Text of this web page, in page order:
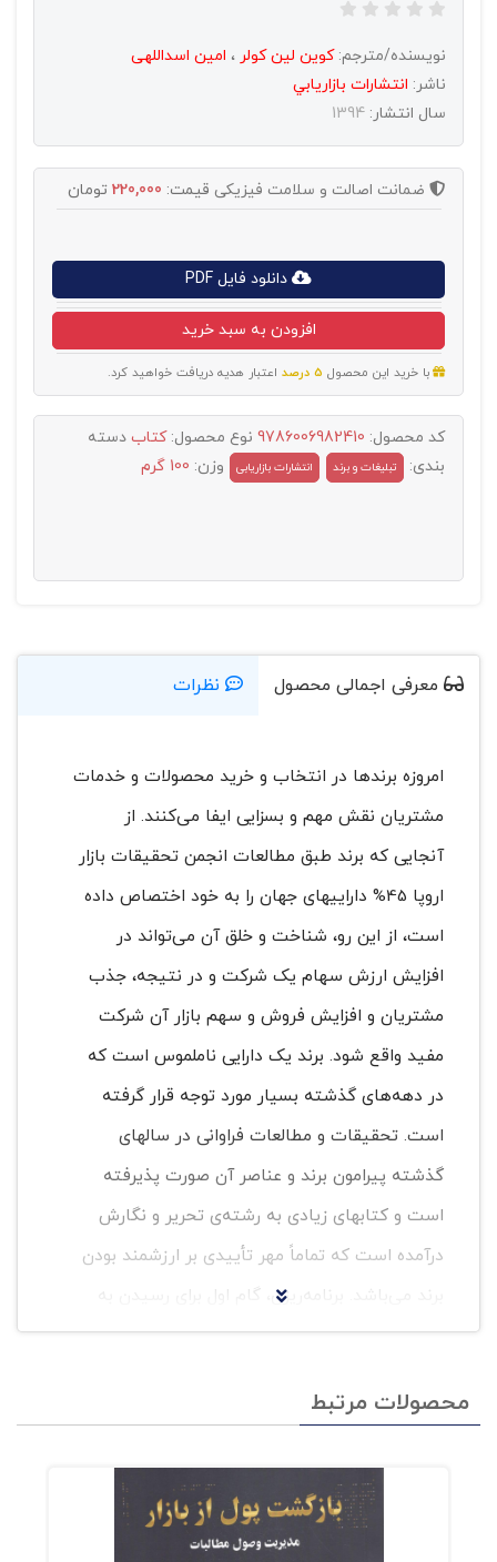
نویسنده/مترجم:کوین لین کولر ، امین اسداللهی
ناشر: انتشارات بازاريابي
سال انتشار: 1394
ضمانت اصالت و سلامت فیزیکی قیمت: 220,000 تومان
دانلود فایل PDF
افزودن به سبد خرید
با خرید این محصول 5 درصد اعتبار هدیه دریافت خواهید کرد.
کد محصول: 9786006982410 نوع محصول:کتاب دسته
بندی:
تبليغات و برند انتشارات بازاریابی وزن: 100 گرم
معرفی اجمالی محصول نظرات
امروزه برندها در انتخاب و خرید محصولات و خدمات
مشتریان نقش مهم و بسزایی ایفا می‌کنند. از
آنجایی که برند طبق مطالعات انجمن تحقیقات بازار
اروپا 45% داراییهای جهان را به خود اختصاص داده
است، از این رو، شناخت و خلق آن می‌تواند در
افزایش ارزش سهام یک شرکت و در نتیجه، جذب
مشتریان و افزایش فروش و سهم بازار آن شرکت
مفید واقع شود. برند یک دارایی ناملموس است که
در دهه‌های گذشته بسیار مورد توجه قرار گرفته
است. تحقیقات و مطالعات فراوانی در سالهای
گذشته پیرامون برند و عناصر آن صورت پذیرفته
است و کتابهای زیادی به رشته‌ی تحریر و نگارش
درآمده است که تماماً مهر تأییدی بر ارزشمند بودن
برند می‌باشد. برنامه‌ریزی، گام اول برای رسیدن به
هدف در مدیریت است که تحلیلگری و روش مداری
مدل سودمند برنامه‌ریزی برند به همراه مفاهیم
یک جامعیت کنار هم قرار گرفته‌اند. دلیل انتخاب و
ترجمه‌ی کتاب ارائه‌ی سه مدل کاربردی در خصوص
محصولات مرتبط